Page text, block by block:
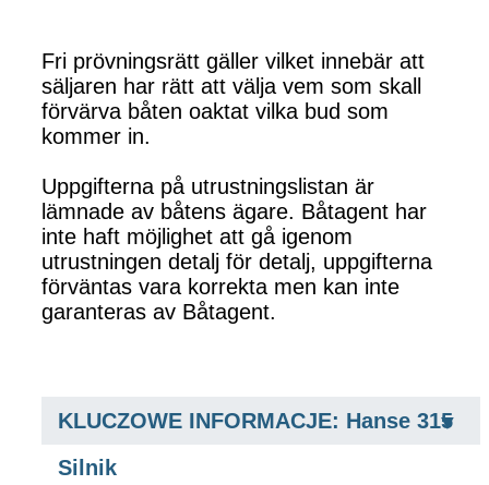
Fri prövningsrätt gäller vilket innebär att
säljaren har rätt att välja vem som skall
förvärva båten oaktat vilka bud som
kommer in.
Uppgifterna på utrustningslistan är
lämnade av båtens ägare. Båtagent har
inte haft möjlighet att gå igenom
utrustningen detalj för detalj, uppgifterna
förväntas vara korrekta men kan inte
garanteras av Båtagent.
KLUCZOWE INFORMACJE: Hanse 315
Silnik